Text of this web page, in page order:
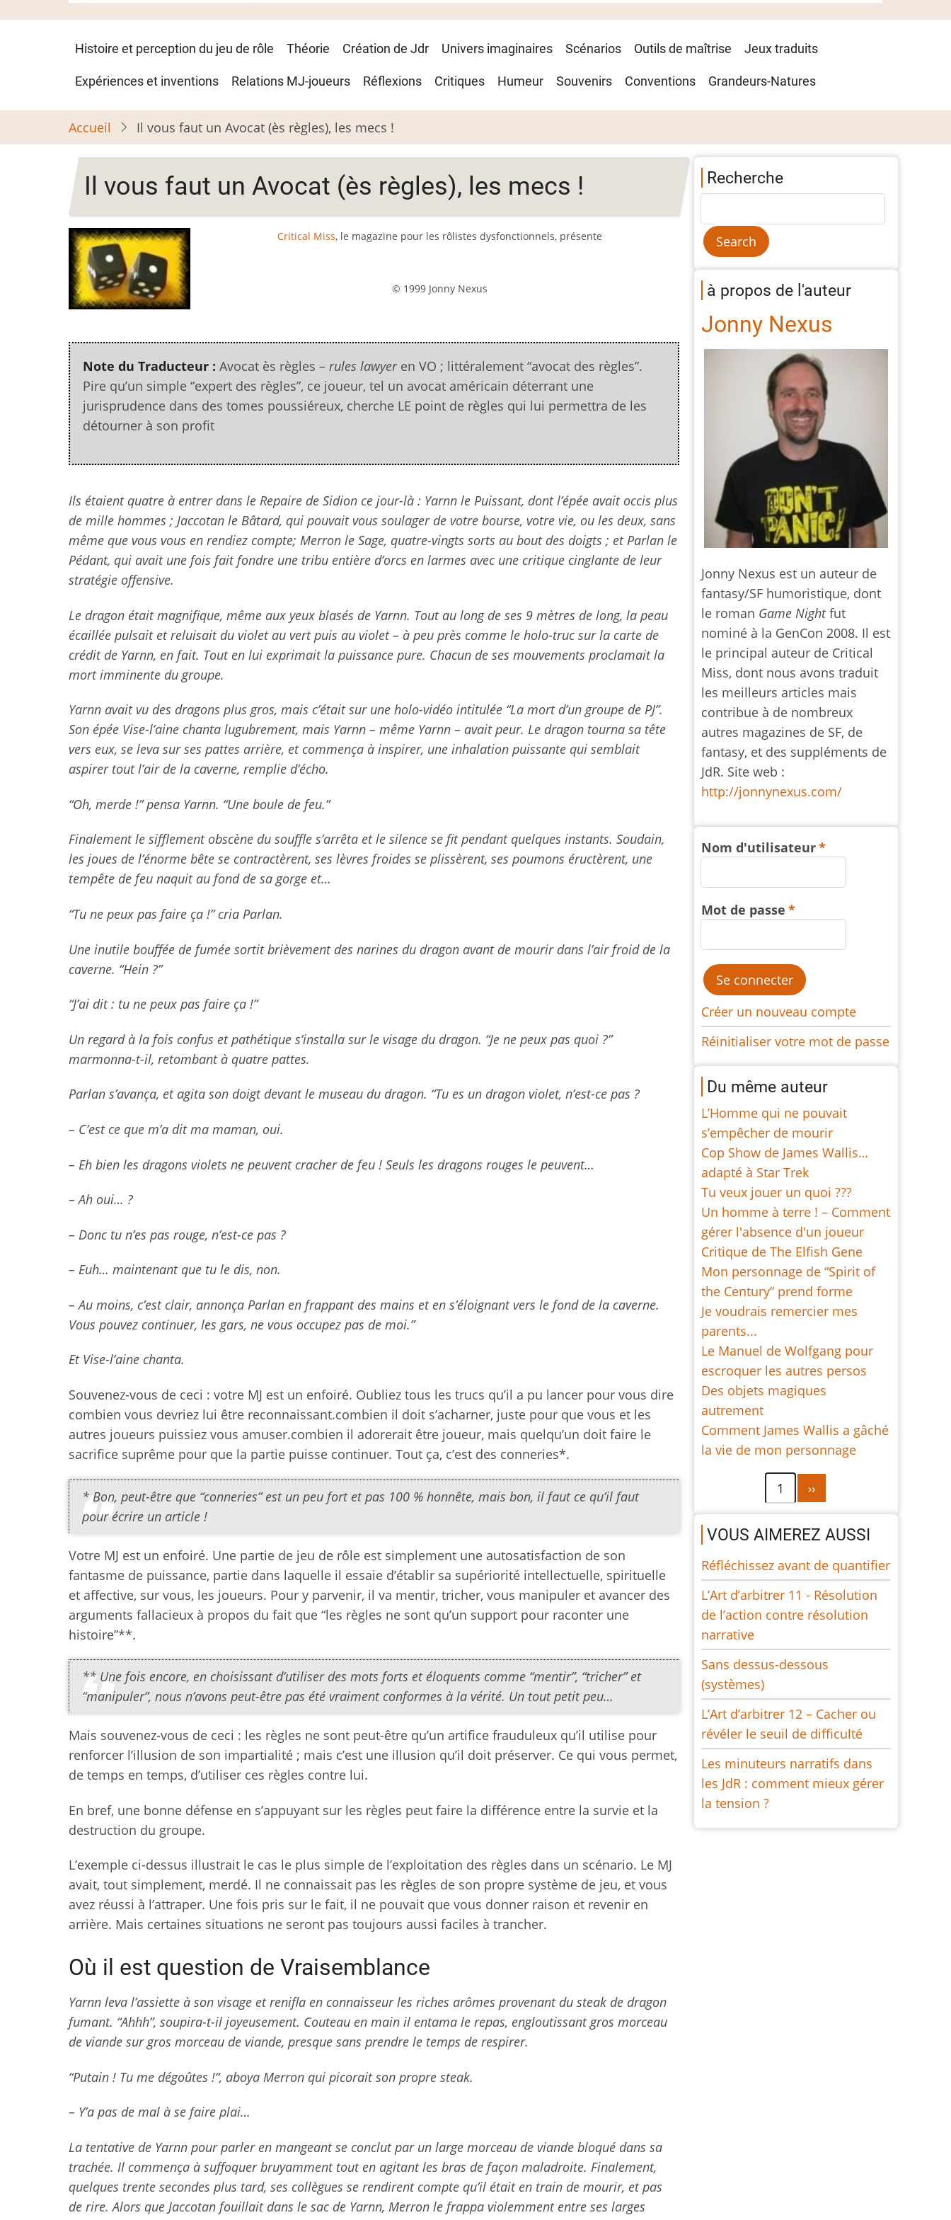
Navigation
principale
Histoire et perception du jeu de rôle Théorie Création de Jdr Univers imaginaires Scénarios Outils de maîtrise Jeux traduits
Expériences et inventions Relations MJ-joueurs Réflexions Critiques Humeur Souvenirs Conventions Grandeurs-Natures
Accueil Il vous faut un Avocat (ès règles), les mecs !
Il vous faut un Avocat (ès règles), les mecs !
Critical Miss, le magazine pour les rôlistes dysfonctionnels, présente
© 1999 Jonny Nexus
Note du Traducteur : Avocat ès règles – rules lawyeren VO ; littéralement “avocat des règles”.
Pire qu’un simple “expert des règles”, ce joueur, tel un avocat américain déterrant une
jurisprudence dans des tomes poussiéreux, cherche LE point de règles qui lui permettra de les
détourner à son profit
Ils étaient quatre à entrer dans le Repaire de Sidion ce jour-là : Yarnn le Puissant, dont l’épée avait occis plus
de mille hommes ; Jaccotan le Bâtard, qui pouvait vous soulager de votre bourse, votre vie, ou les deux, sans
même que vous vous en rendiez compte; Merron le Sage, quatre-vingts sorts au bout des doigts ; et Parlan le
Pédant, qui avait une fois fait fondre une tribu entière d’orcs en larmes avec une critique cinglante de leur
stratégie offensive.
Le dragon était magnifique, même aux yeux blasés de Yarnn. Tout au long de ses 9 mètres de long, la peau
écaillée pulsait et reluisait du violet au vert puis au violet – à peu près comme le holo-truc sur la carte de
crédit de Yarnn, en fait. Tout en lui exprimait la puissance pure. Chacun de ses mouvements proclamait la
mort imminente du groupe.
Yarnn avait vu des dragons plus gros, mais c’était sur une holo-vidéo intitulée “La mort d’un groupe de PJ”.
Son épée Vise-l’aine chanta lugubrement, mais Yarnn – même Yarnn – avait peur. Le dragon tourna sa tête
vers eux, se leva sur ses pattes arrière, et commença à inspirer, une inhalation puissante qui semblait
aspirer tout l’air de la caverne, remplie d’écho.
“Oh, merde !” pensa Yarnn. “Une boule de feu.”
Finalement le sifflement obscène du souffle s’arrêta et le silence se fit pendant quelques instants. Soudain,
les joues de l’énorme bête se contractèrent, ses lèvres froides se plissèrent, ses poumons éructèrent, une
tempête de feu naquit au fond de sa gorge et…
“Tu ne peux pas faire ça !” cria Parlan.
Une inutile bouffée de fumée sortit brièvement des narines du dragon avant de mourir dans l’air froid de la
caverne. “Hein ?”
“J’ai dit : tu ne peux pas faire ça !”
Un regard à la fois confus et pathétique s’installa sur le visage du dragon. “Je ne peux pas quoi ?”
marmonna-t-il, retombant à quatre pattes.
Parlan s’avança, et agita son doigt devant le museau du dragon. “Tu es un dragon violet, n’est-ce pas ?
– C’est ce que m’a dit ma maman, oui.
– Eh bien les dragons violets ne peuvent cracher de feu ! Seuls les dragons rouges le peuvent…
– Ah oui… ?
– Donc tu n’es pas rouge, n’est-ce pas ?
– Euh… maintenant que tu le dis, non.
– Au moins, c’est clair, annonça Parlan en frappant des mains et en s’éloignant vers le fond de la caverne.
Vous pouvez continuer, les gars, ne vous occupez pas de moi.”
Et Vise-l’aine chanta.
Souvenez-vous de ceci : votre MJ est un enfoiré. Oubliez tous les trucs qu’il a pu lancer pour vous dire
combien vous devriez lui être reconnaissant.combien il doit s’acharner, juste pour que vous et les
autres joueurs puissiez vous amuser.combien il adorerait être joueur, mais quelqu’un doit faire le
sacrifice suprême pour que la partie puisse continuer. Tout ça, c’est des conneries*.
* Bon, peut-être que “conneries” est un peu fort et pas 100 % honnête, mais bon, il faut ce qu’il faut
pour écrire un article !
Votre MJ est un enfoiré. Une partie de jeu de rôle est simplement une autosatisfaction de son
fantasme de puissance, partie dans laquelle il essaie d’établir sa supériorité intellectuelle, spirituelle
et affective, sur vous, les joueurs. Pour y parvenir, il va mentir, tricher, vous manipuler et avancer des
arguments fallacieux à propos du fait que “les règles ne sont qu’un support pour raconter une
histoire”**.
** Une fois encore, en choisissant d’utiliser des mots forts et éloquents comme “mentir”, “tricher” et
“manipuler”, nous n’avons peut-être pas été vraiment conformes à la vérité. Un tout petit peu…
Mais souvenez-vous de ceci : les règles ne sont peut-être qu’un artifice frauduleux qu’il utilise pour
renforcer l’illusion de son impartialité ; mais c’est une illusion qu’il doit préserver. Ce qui vous permet,
de temps en temps, d’utiliser ces règles contre lui.
En bref, une bonne défense en s’appuyant sur les règles peut faire la différence entre la survie et la
destruction du groupe.
L’exemple ci-dessus illustrait le cas le plus simple de l’exploitation des règles dans un scénario. Le MJ
avait, tout simplement, merdé. Il ne connaissait pas les règles de son propre système de jeu, et vous
avez réussi à l’attraper. Une fois pris sur le fait, il ne pouvait que vous donner raison et revenir en
arrière. Mais certaines situations ne seront pas toujours aussi faciles à trancher.
Où il est question de Vraisemblance
Yarnn leva l’assiette à son visage et renifla en connaisseur les riches arômes provenant du steak de dragon
fumant. “Ahhh”, soupira-t-il joyeusement. Couteau en main il entama le repas, engloutissant gros morceau
de viande sur gros morceau de viande, presque sans prendre le temps de respirer.
“Putain ! Tu me dégoûtes !“, aboya Merron qui picorait son propre steak.
– Y’a pas de mal à se faire plai…
La tentative de Yarnn pour parler en mangeant se conclut par un large morceau de viande bloqué dans sa
trachée. Il commença à suffoquer bruyamment tout en agitant les bras de façon maladroite. Finalement,
quelques trente secondes plus tard, ses collègues se rendirent compte qu’il était en train de mourir, et pas
de rire. Alors que Jaccotan fouillait dans le sac de Yarnn, Merron le frappa violemment entre ses larges
Recherche
à propos de l'auteur
Jonny Nexus
Jonny Nexus est un auteur de
fantasy/SF humoristique, dont
le roman Game Nightfut
nominé à la GenCon 2008. Il est
le principal auteur de Critical
Miss, dont nous avons traduit
les meilleurs articles mais
contribue à de nombreux
autres magazines de SF, de
fantasy, et des suppléments de
JdR. Site web :
http://jonnynexus.com/
Nom d'utilisateur
Mot de passe
Créer un nouveau compte
Réinitialiser votre mot de passe
Du même auteur
L’Homme qui ne pouvait
s’empêcher de mourir
Cop Show de James Wallis…
adapté à Star Trek
Tu veux jouer un quoi ???
Un homme à terre ! – Comment
gérer l'absence d'un joueur
Critique de The Elfish Gene
Mon personnage de “Spirit of
the Century” prend forme
Je voudrais remercier mes
parents...
Le Manuel de Wolfgang pour
escroquer les autres persos
Des objets magiques
autrement
Comment James Wallis a gâché
la vie de mon personnage
Pagination1
Page
suivante
››
VOUS AIMEREZ AUSSI
Réfléchissez avant de quantifier
L’Art d’arbitrer 11 - Résolution
de l’action contre résolution
narrative
Sans dessus-dessous
(systèmes)
L’Art d’arbitrer 12 – Cacher ou
révéler le seuil de difficulté
Les minuteurs narratifs dans
les JdR : comment mieux gérer
la tension ?